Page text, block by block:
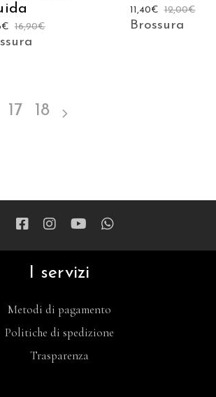
16,90€
€
12,00€
11,40€
Brossura
17 18
I servizi
Metodi di pagamento
Politiche di spedizione
Trasparenza